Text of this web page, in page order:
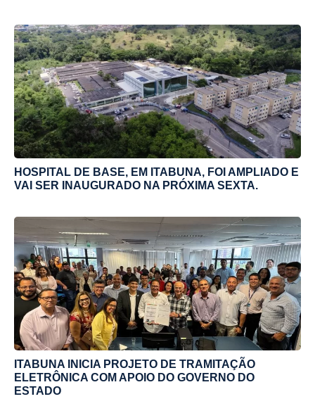
HOSPITAL DE BASE, EM ITABUNA, FOI AMPLIADO E
VAI SER INAUGURADO NA PRÓXIMA SEXTA.
ITABUNA INICIA PROJETO DE TRAMITAÇÃO
ELETRÔNICA COM APOIO DO GOVERNO DO
ESTADO